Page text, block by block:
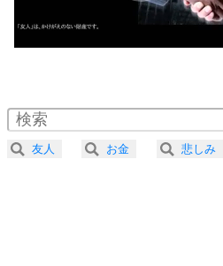
ストレス対策
人生、なんとか
気楽に生きる30の方法
4 器の大きい人は
プラス思考
2.0倍速 （278KB 1分11秒
2.5倍速 （223KB 56秒）
3.0倍速 （186KB 47秒）
友人 お金 悲しみ